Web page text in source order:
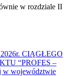
w rozdziale II
CIĄGŁEGO
“PROFES –
w województwie